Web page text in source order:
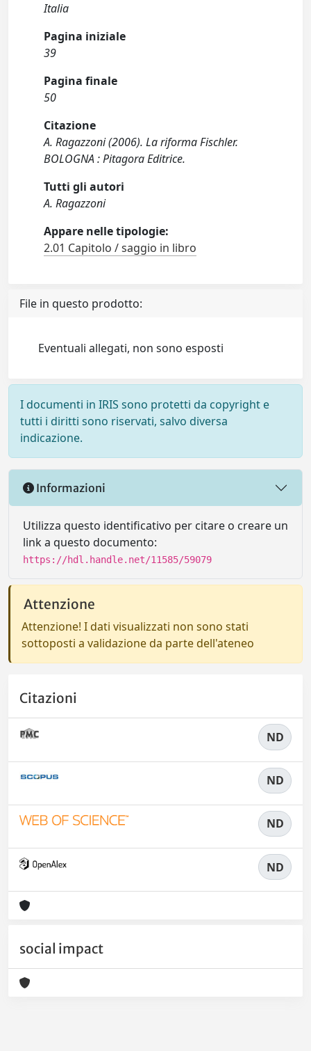
Italia
Pagina iniziale
39
Pagina finale
50
Citazione
A. Ragazzoni (2006). La riforma Fischler.
BOLOGNA : Pitagora Editrice.
Tutti gli autori
A. Ragazzoni
Appare nelle tipologie:
2.01 Capitolo / saggio in libro
File in questo prodotto:
Eventuali allegati, non sono esposti
I documenti in IRIS sono protetti da copyright e
tutti i diritti sono riservati, salvo diversa
indicazione.
Informazioni
Utilizza questo identificativo per citare o creare un
link a questo documento:
https://hdl.handle.net/11585/59079
Attenzione
Attenzione! I dati visualizzati non sono stati
sottoposti a validazione da parte dell'ateneo
Citazioni
ND
ND
ND
ND
social impact